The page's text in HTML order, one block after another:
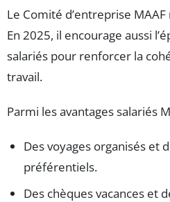
Le Comité d’entreprise
En 2025, il encourage aussi
salariés pour renforcer la
travail.
Parmi les avantages salariés
Des voyages organisés et
préférentiels.
Des chèques vacances et